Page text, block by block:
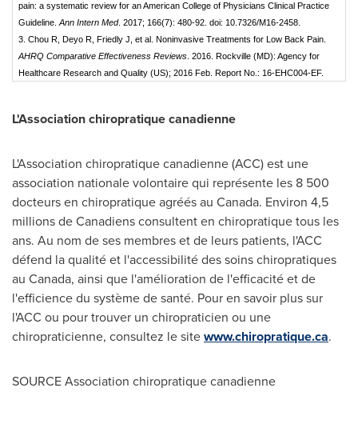
pain: a systematic review for an American College of Physicians Clinical Practice
Guideline. Ann Intern Med. 2017; 166(7): 480-92. doi: 10.7326/M16-2458.
3. Chou R, Deyo R, Friedly J, et al. Noninvasive Treatments for Low Back Pain.
AHRQ Comparative Effectiveness Reviews . 2016. Rockville (MD): Agency for
Healthcare Research and Quality (US); 2016 Feb. Report No.: 16-EHC004-EF.
L'Association chiropratique canadienne
L'Association chiropratique canadienne (ACC) est une
association nationale volontaire qui représente les 8 500
docteurs en chiropratique agréés au Canada. Environ 4,5
millions de Canadiens consultent en chiropratique tous les
ans. Au nom de ses membres et de leurs patients, l'ACC
défend la qualité et l'accessibilité des soins chiropratiques
au Canada, ainsi que l'amélioration de l'efficacité et de
l'efficience du système de santé. Pour en savoir plus sur
l'ACC ou pour trouver un chiropraticien ou une
chiropraticienne, consultez le sitewww.chiropratique.ca.
SOURCE Association chiropratique canadienne